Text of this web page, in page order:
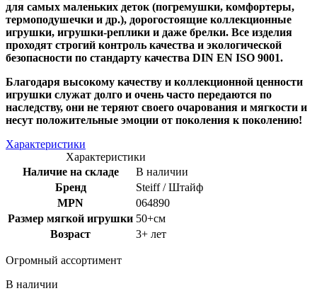
для самых маленьких деток (погремушки, комфортеры,
термоподушечки и др.), дорогостоящие коллекционные
игрушки, игрушки-реплики и даже брелки. Все изделия
проходят строгий контроль качества и экологической
безопасности по стандарту качества DIN EN ISO 9001.
Благодаря высокому качеству и коллекционной ценности
игрушки служат долго и очень часто передаются по
наследству, они не теряют своего очарования и мягкости и
несут положительные эмоции от поколения к поколению!
Характеристики
Характеристики
Наличие на складе
В наличии
Бренд
Steiff / Штайф
MPN
064890
Размер мягкой игрушки 50+см
Возраст
3+ лет
Огромный ассортимент
В наличии